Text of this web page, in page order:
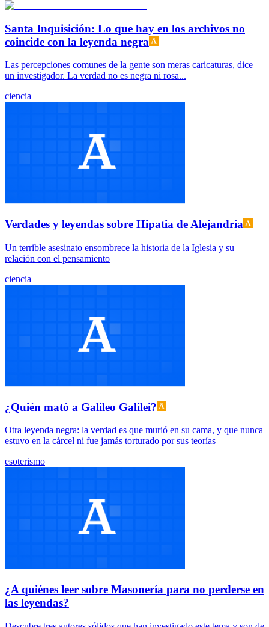
Santa Inquisición: Lo que hay en los archivos no
coincide con la leyenda negra
Las percepciones comunes de la gente son meras caricaturas, dice
un investigador. La verdad no es negra ni rosa...
ciencia
Verdades y leyendas sobre Hipatia de Alejandría
Un terrible asesinato ensombrece la historia de la Iglesia y su
relación con el pensamiento
ciencia
¿Quién mató a Galileo Galilei?
Otra leyenda negra: la verdad es que murió en su cama, y que nunca
estuvo en la cárcel ni fue jamás torturado por sus teorías
esoterismo
¿A quiénes leer sobre Masonería para no perderse en
las leyendas?